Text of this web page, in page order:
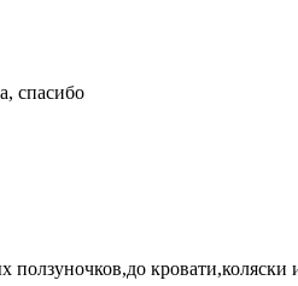
спасибо
кровати,коляски